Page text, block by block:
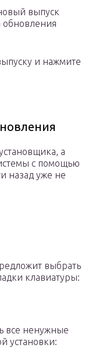
выпуск
обновления
и нажмите
а
с помощью
назад уже не
выбрать
клавиатуры:
все ненужные
установки: